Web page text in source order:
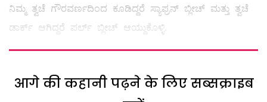
ನಿಮ್ಮ ತ್ವಚೆ ಗೌರವರ್ಣದಿಂದ ಕೂಡಿದ್ದರೆ ಸ್ಯಾಫ್ರನ್‌ ಬ್ಲೀಚ್‌ ಮತ್ತು ತ್ವಚೆ
ಡಾರ್ಕ್‌ ಆಗಿದ್ದರೆ ಪರ್ಲ್ ಬ್ಲೀಚ್‌ ಆಯ್ದುಕೊಳ್ಳಿ.
आगे की कहानी पढ़ने के लिए सब्सक्राइब